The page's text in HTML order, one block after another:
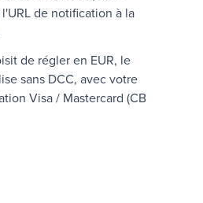
l'URL de notification à la
de régler en EUR, le
sans DCC, avec votre
Visa/ Mastercard (CB